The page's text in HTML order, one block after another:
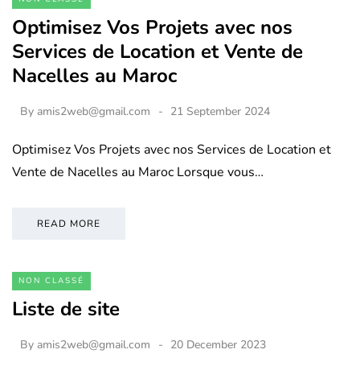
Optimisez Vos Projets avec nos
Services de Location et Vente de
Nacelles au Maroc
By amis2web@gmail.com 21 September 2024
Optimisez Vos Projets avec nos Services de Location et
Vente de Nacelles au Maroc Lorsque vous…
READ MORE
NON CLASSÉ
Liste de site
By amis2web@gmail.com 20 December 2023